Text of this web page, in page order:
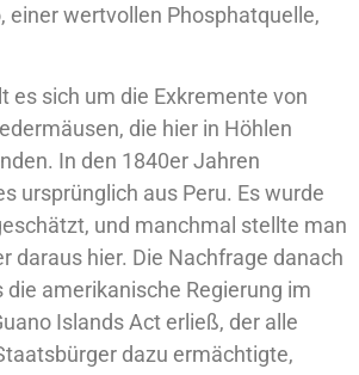
einer wertvollen Phosphatquelle,
es sich um die Exkremente von
die hier in Höhlen
In den 1840er Jahren
ursprünglich aus Peru. Es wurde
und manchmal stellte man
daraus hier. Die Nachfrage danach
die amerikanische Regierung im
Islands Act erließ, der alle
dazu ermächtigte,